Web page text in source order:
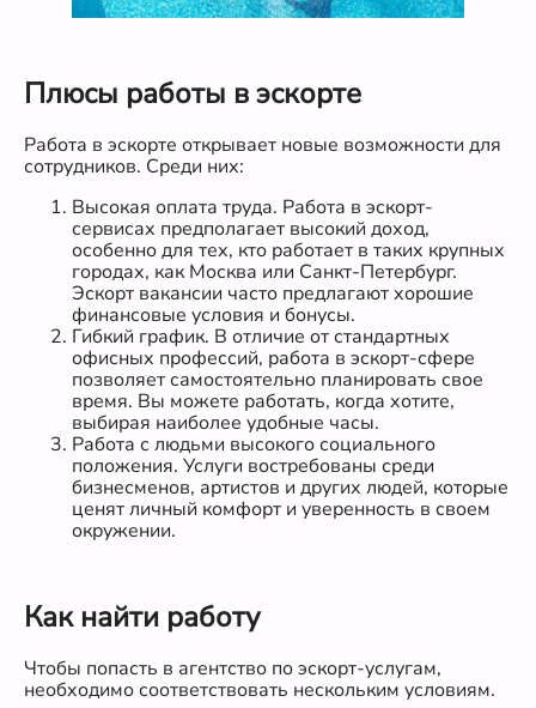
Плюсы работы в эскорте
Работа в эскорте открывает новые возможности для
сотрудников. Среди них:
Высокая оплата труда. Работа в эскорт-
сервисах предполагает высокий доход,
особенно для тех, кто работает в таких крупных
городах, как Москва или Санкт-Петербург.
Эскорт вакансии часто предлагают хорошие
финансовые условия и бонусы.
Гибкий график. В отличие от стандартных
офисных профессий, работа в эскорт-сфере
позволяет самостоятельно планировать свое
время. Вы можете работать, когда хотите,
выбирая наиболее удобные часы.
Работа с людьми высокого социального
положения. Услуги востребованы среди
бизнесменов, артистов и других людей, которые
ценят личный комфорт и уверенность в своем
окружении.
Как найти работу
Чтобы попасть в агентство по эскорт-услугам,
необходимо соответствовать нескольким условиям.